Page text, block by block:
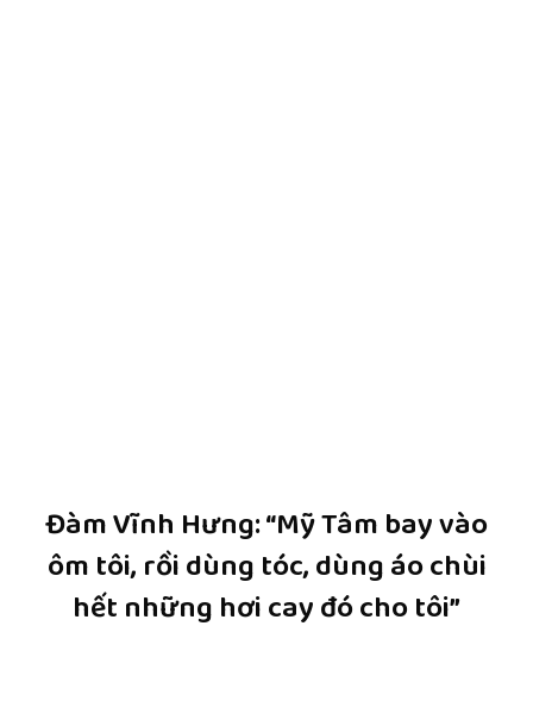
Đàm Vĩnh Hưng: “Mỹ Tâm bay vào
ôm tôi, rồi dùng tóc, dùng áo chùi
hết những hơi cay đó cho tôi”